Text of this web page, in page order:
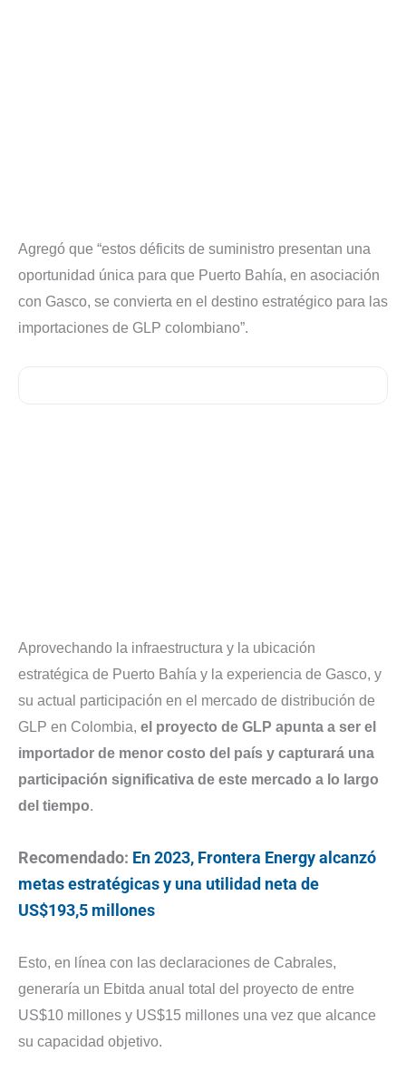
Agregó que “estos déficits de suministro presentan una
oportunidad única para que Puerto Bahía, en asociación
con Gasco, se convierta en el destino estratégico para las
importaciones de GLP colombiano”.
Aprovechando la infraestructura y la ubicación
estratégica de Puerto Bahía y la experiencia de Gasco, y
su actual participación en el mercado de distribución de
GLP en Colombia, el proyecto de GLP apunta a ser el
importador de menor costo del país y capturará una
participación significativa de este mercado a lo largo
del tiempo.
Recomendado: En 2023, Frontera Energy alcanzó
metas estratégicas y una utilidad neta de
US$193,5 millones
Esto, en línea con las declaraciones de Cabrales,
generaría un Ebitda anual total del proyecto de entre
US$10 millones y US$15 millones una vez que alcance
su capacidad objetivo.